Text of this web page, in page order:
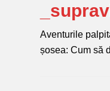
Aventurile
șosea: Cum să